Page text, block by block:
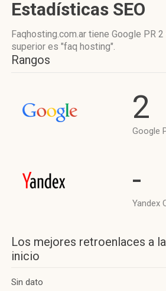
Estadísticas SEO
Faqhosting.com.ar tiene Google PR 2
superior es "faq hosting".
Rangos
2
Google
-
Yandex
Los mejores retroenlaces a
inicio
Sin dato